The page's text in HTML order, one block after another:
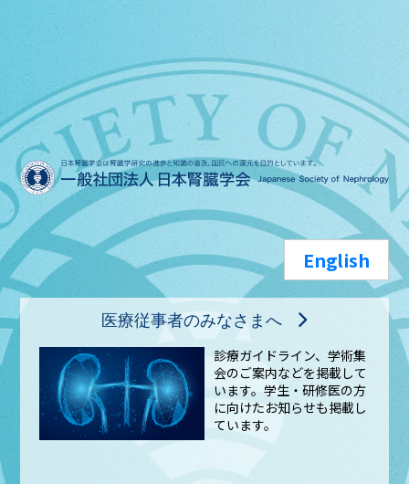
English
医療従事者のみなさまへ
診療ガイドライン、学術集
会のご案内などを掲載して
います。学生・研修医の方
に向けたお知らせも掲載し
ています。